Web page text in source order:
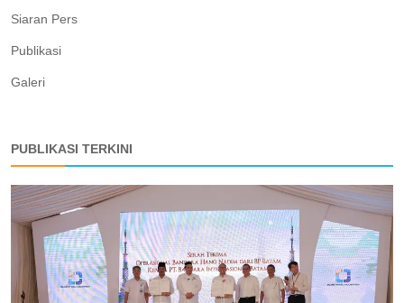
Siaran Pers
Publikasi
Galeri
PUBLIKASI TERKINI